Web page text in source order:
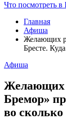
Что посмотреть в
Главная
Афиша
Желающих
Бресте.
Афиша
Желающих
Бремор»
во сколько